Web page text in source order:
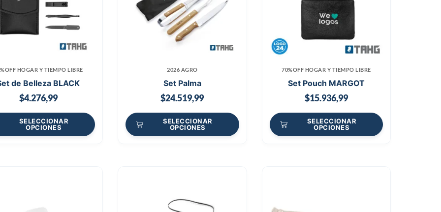
HOGAR Y TIEMPO LIBRE
de Belleza BLACK
$4.276,99
SELECCIONAR
OPCIONES
2026 AGRO
Set Palma
$24.519,99
SELECCIONAR
OPCIONES
70%OFF HOGAR Y TIEMPO LIBRE
Set Pouch MARGOT
$15.936,99
SELECCIONAR
OPCIONES